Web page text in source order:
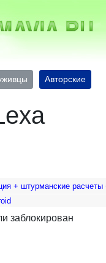
Авторские
+ штурманские расчеты
заблокирован